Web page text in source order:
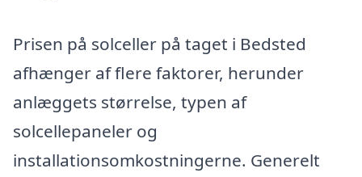
Prisen på solceller på taget i Bedsted
afhænger af flere faktorer, herunder
anlæggets størrelse, typen af
solcellepaneler og
installationsomkostningerne. Generelt